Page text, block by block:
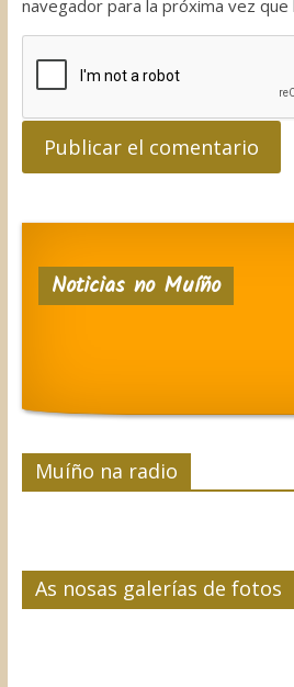
navegador para la próxima vez que
Noticias no Muíño
Muíño na radio
As nosas galerías de fotos